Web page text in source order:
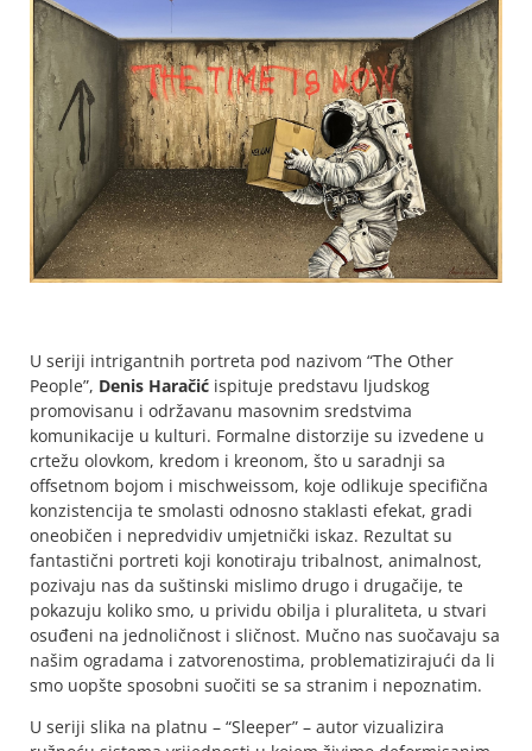
U seriji intrigantnih portreta pod nazivom “The Other
People”, Denis Haračić ispituje predstavu ljudskog
promovisanu i održavanu masovnim sredstvima
komunikacije u kulturi. Formalne distorzije su izvedene u
crtežu olovkom, kredom i kreonom, što u saradnji sa
offsetnom bojom i mischweissom, koje odlikuje specifična
konzistencija te smolasti odnosno staklasti efekat, gradi
oneobičen i nepredvidiv umjetnički iskaz. Rezultat su
fantastični portreti koji konotiraju tribalnost, animalnost,
pozivaju nas da suštinski mislimo drugo i drugačije, te
pokazuju koliko smo, u prividu obilja i pluraliteta, u stvari
osuđeni na jednoličnost i sličnost. Mučno nas suočavaju sa
našim ogradama i zatvorenostima, problematizirajući da li
smo uopšte sposobni suočiti se sa stranim i nepoznatim.
U seriji slika na platnu – “Sleeper” – autor vizualizira